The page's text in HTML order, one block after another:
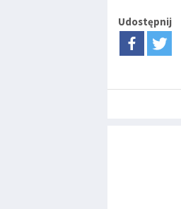
Udostępnij